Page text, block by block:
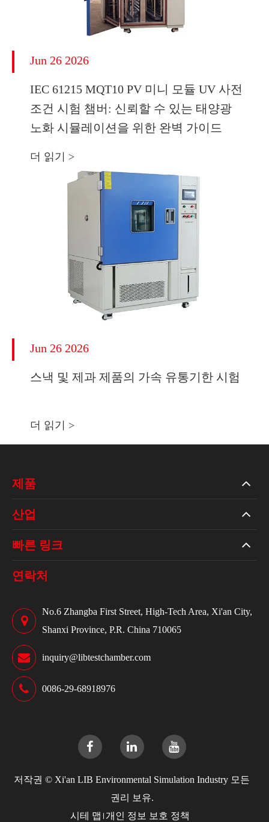
Jun 26 2026
IEC 61215 MQT10 PV 미니 모듈 UV 사전
조건 시험 챔버: 신뢰할 수 있는 태양광
노화 시뮬레이션을 위한 완벽 가이드
더 읽기 >
Jun 26 2026
스낵 및 제과 제품의 가속 유통기한 시험
더 읽기 >
제품
산업
빠른 링크
연락처
No.6 Zhangba First Street, High-Tech Area, Xi'an City,
Shanxi Province, P.R. China 710065
inquiry@libtestchamber.com
0086-29-68918976
저작권 © Xi'an LIB Environmental Simulation Industry 모든
권리 보유.
시테 맵 개인 정보 보호 정책